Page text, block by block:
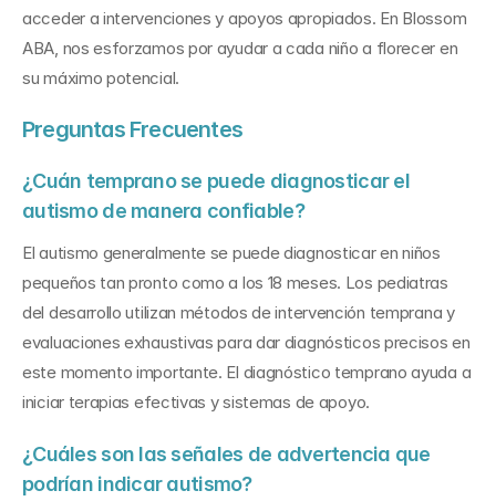
acceder a intervenciones y apoyos apropiados. En Blossom
ABA, nos esforzamos por ayudar a cada niño a florecer en
su máximo potencial.
Preguntas Frecuentes
¿Cuán temprano se puede diagnosticar el
autismo de manera confiable?
El autismo generalmente se puede diagnosticar en niños
pequeños tan pronto como a los 18 meses. Los pediatras
del desarrollo utilizan métodos de intervención temprana y
evaluaciones exhaustivas para dar diagnósticos precisos en
este momento importante. El diagnóstico temprano ayuda a
iniciar terapias efectivas y sistemas de apoyo.
¿Cuáles son las señales de advertencia que
podrían indicar autismo?